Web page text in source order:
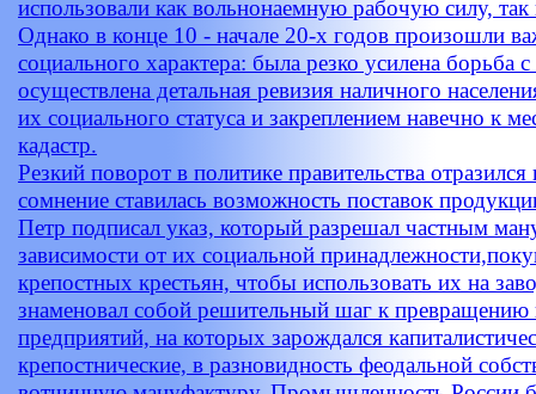
использовали как вольнонаемную рабочую силу,
Однако в конце 10 - начале 20-х годов произошли
социального характера: была резко усилена борьба
осуществлена детальная ревизия наличного
их социального статуса и закреплением навечно к
кадастр.
Резкий поворот в политике правительства
сомнение ставилась возможность поставок
Петр подписал указ, который разрешал частным
зависимости от их социальной
крепостных крестьян, чтобы использовать их на
знаменовал собой решительный шаг к
предприятий, на которых зарождался
крепостнические, в разновидность феодальной